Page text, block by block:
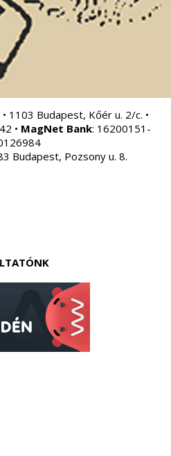
• 1103 Budapest, Kőér u. 2/c. •
• MagNet Bank: 16200151-
Budapest, Pozsony u. 8.